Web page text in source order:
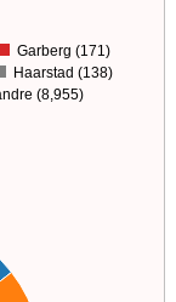
Garberg (171)
Haarstad (138)
(8,955)